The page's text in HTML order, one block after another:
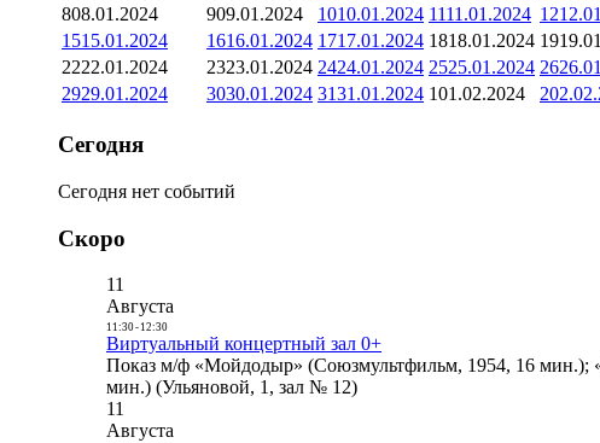
808.01.2024 909.01.2024 1010.01.2024 1111.01.2024 12
1515.01.2024 1616.01.2024 1717.01.2024 1818.01.2024 19
2222.01.2024 2323.01.2024 2424.01.2024 2525.01.2024 26
2929.01.2024 3030.01.2024 3131.01.2024 101.02.2024 2
Сегодня
Сегодня нет событий
Скоро
11
Августа
11:30- 12:30
Виртуальный концертный зал 0+
Показ м/ф «Мойдодыр» (Союзмультфильм, 1954, 16 мин.);
мин.) (Ульяновой, 1, зал № 12)
11
Августа